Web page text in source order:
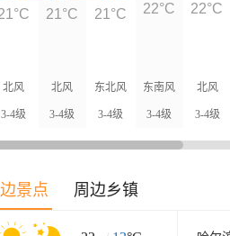
北风
3-4级
北风
3-4级
东北风
3-4级
东南风
3-4级
北风
3-4级
21°C 21°C 22°C 22°C
景点 周边乡镇